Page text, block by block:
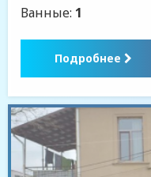
Ванные: 1
Подробнее